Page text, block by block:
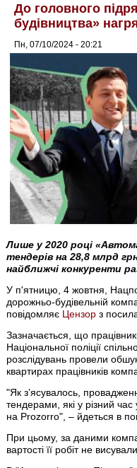
До головного
будівництва»
Пн, 07/10/2024 - 20:21
Лише у 2020 році
тендерів на 28,8 млрд
найближчі конкуренти
У п'ятницю, 4 жовтня,
дорожньо-будівельній
повідомляє Цензор з
Зазначається, що
Національної поліції
розслідувань провели
квартирах працівників
"Як з’ясувалось,
тендерами, які у різний час
на Prozorro", – йдеться в
При цьому, за даними
вартості її робіт не висували.